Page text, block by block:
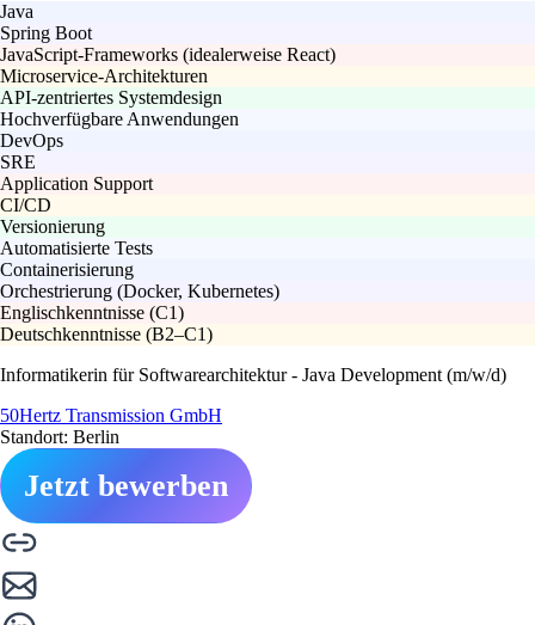
Java
Spring Boot
JavaScript-Frameworks (idealerweise React)
Microservice-Architekturen
API-zentriertes Systemdesign
Hochverfügbare Anwendungen
DevOps
SRE
Application Support
CI/CD
Versionierung
Automatisierte Tests
Containerisierung
Orchestrierung (Docker, Kubernetes)
Englischkenntnisse (C1)
Deutschkenntnisse (B2–C1)
Informatikerin für Softwarearchitektur - Java Development (m/w/d)
50Hertz Transmission GmbH
Standort: Berlin
Jetzt bewerben